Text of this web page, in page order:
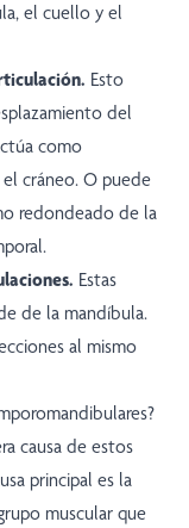
el cuello y el
Esto
del
como
cráneo. O puede
redondeado de la
Estas
de la mandíbula.
al mismo
causa de estos
principal es la
muscular que